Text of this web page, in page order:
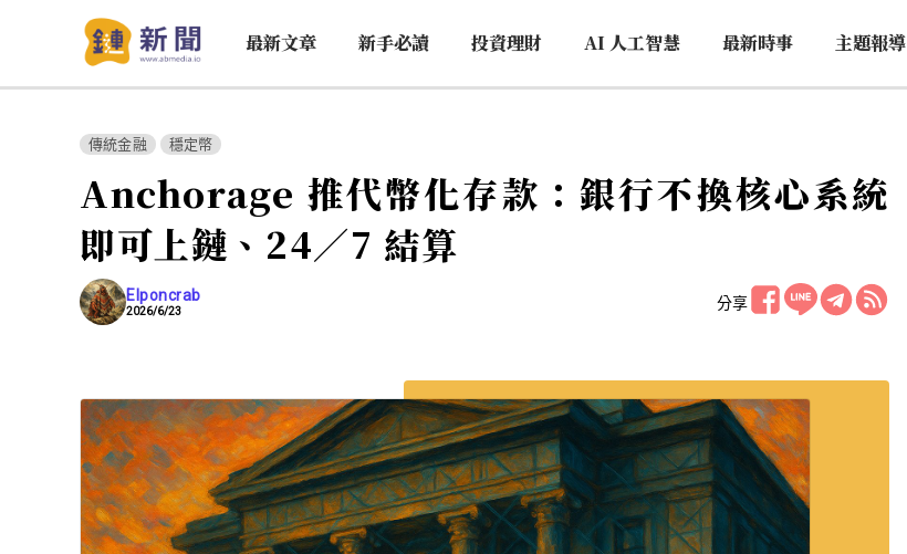
最新文章 新手必讀 投資理財 AI 人工智慧 最新時事 主題報導
傳統金融 穩定幣
Anchorage 推代幣化存款：銀行不換核心系統
即可上鏈、24／7 結算
Elponcrab
2026/6/23 分享